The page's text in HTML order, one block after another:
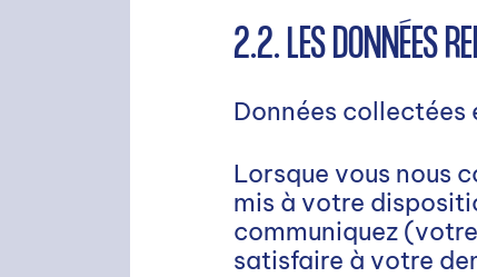
2.2. LES DONNÉES
Données
Lorsque vous nous
mis à votre
communiquez
satisfaire à votre